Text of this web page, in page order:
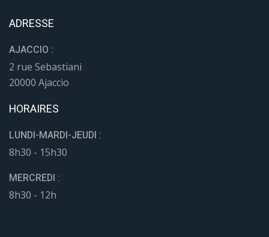
ADRESSE
AJACCIO :
2 rue Sebastiani
20000 Ajaccio
HORAIRES
LUNDI-MARDI-JEUDI :
8h30 - 15h30
MERCREDI :
8h30 - 12h